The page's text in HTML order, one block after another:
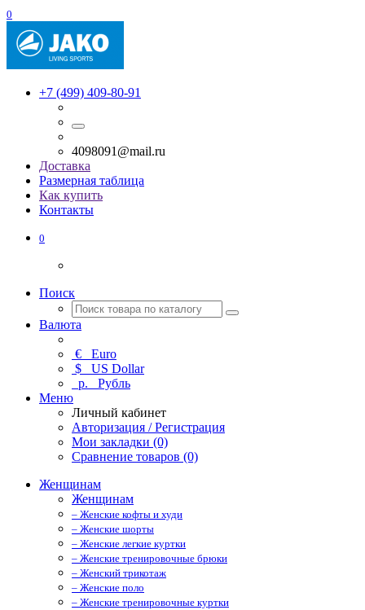
0
+7 (499) 409-80-91
4098091@mail.ru
Доставка
Размерная таблица
Как купить
Контакты
0
Поиск
Валюта
€ Euro
$ US Dollar
р. Рубль
Меню
Личный кабинет
Авторизация / Регистрация
Мои закладки (0)
Сравнение товаров (0)
Женщинам
Женщинам
– Женские кофты и худи
– Женские шорты
– Женские легкие куртки
– Женские тренировочные брюки
– Женский трикотаж
– Женские поло
– Женские тренировочные куртки